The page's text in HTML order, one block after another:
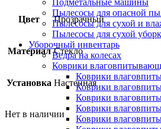
Подметальные машины
Пылесосы для опасной
Пылесосы для сухой и
Пылесосы для сухой
Уборочный инвентарь
Ведра на колесах
Коврики
Коврики
Коврики
Коврики
Коврики
Коврики
Цвет Прозрачный
Материал Стекло
Установка Настенная
Нет в наличии